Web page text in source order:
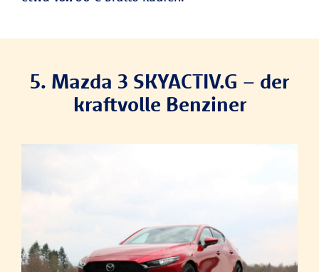
5. Mazda 3 SKYACTIV.G – der
kraftvolle Benziner